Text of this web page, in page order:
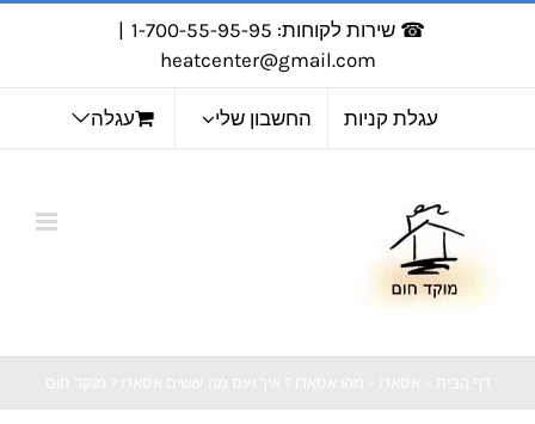
☎ שירות לקוחות: 1-700-55-95-95
|
heatcenter@gmail.com
עגלת קניות החשבון שלי עגלה